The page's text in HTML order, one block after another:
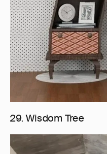
29. Wisdom Tree